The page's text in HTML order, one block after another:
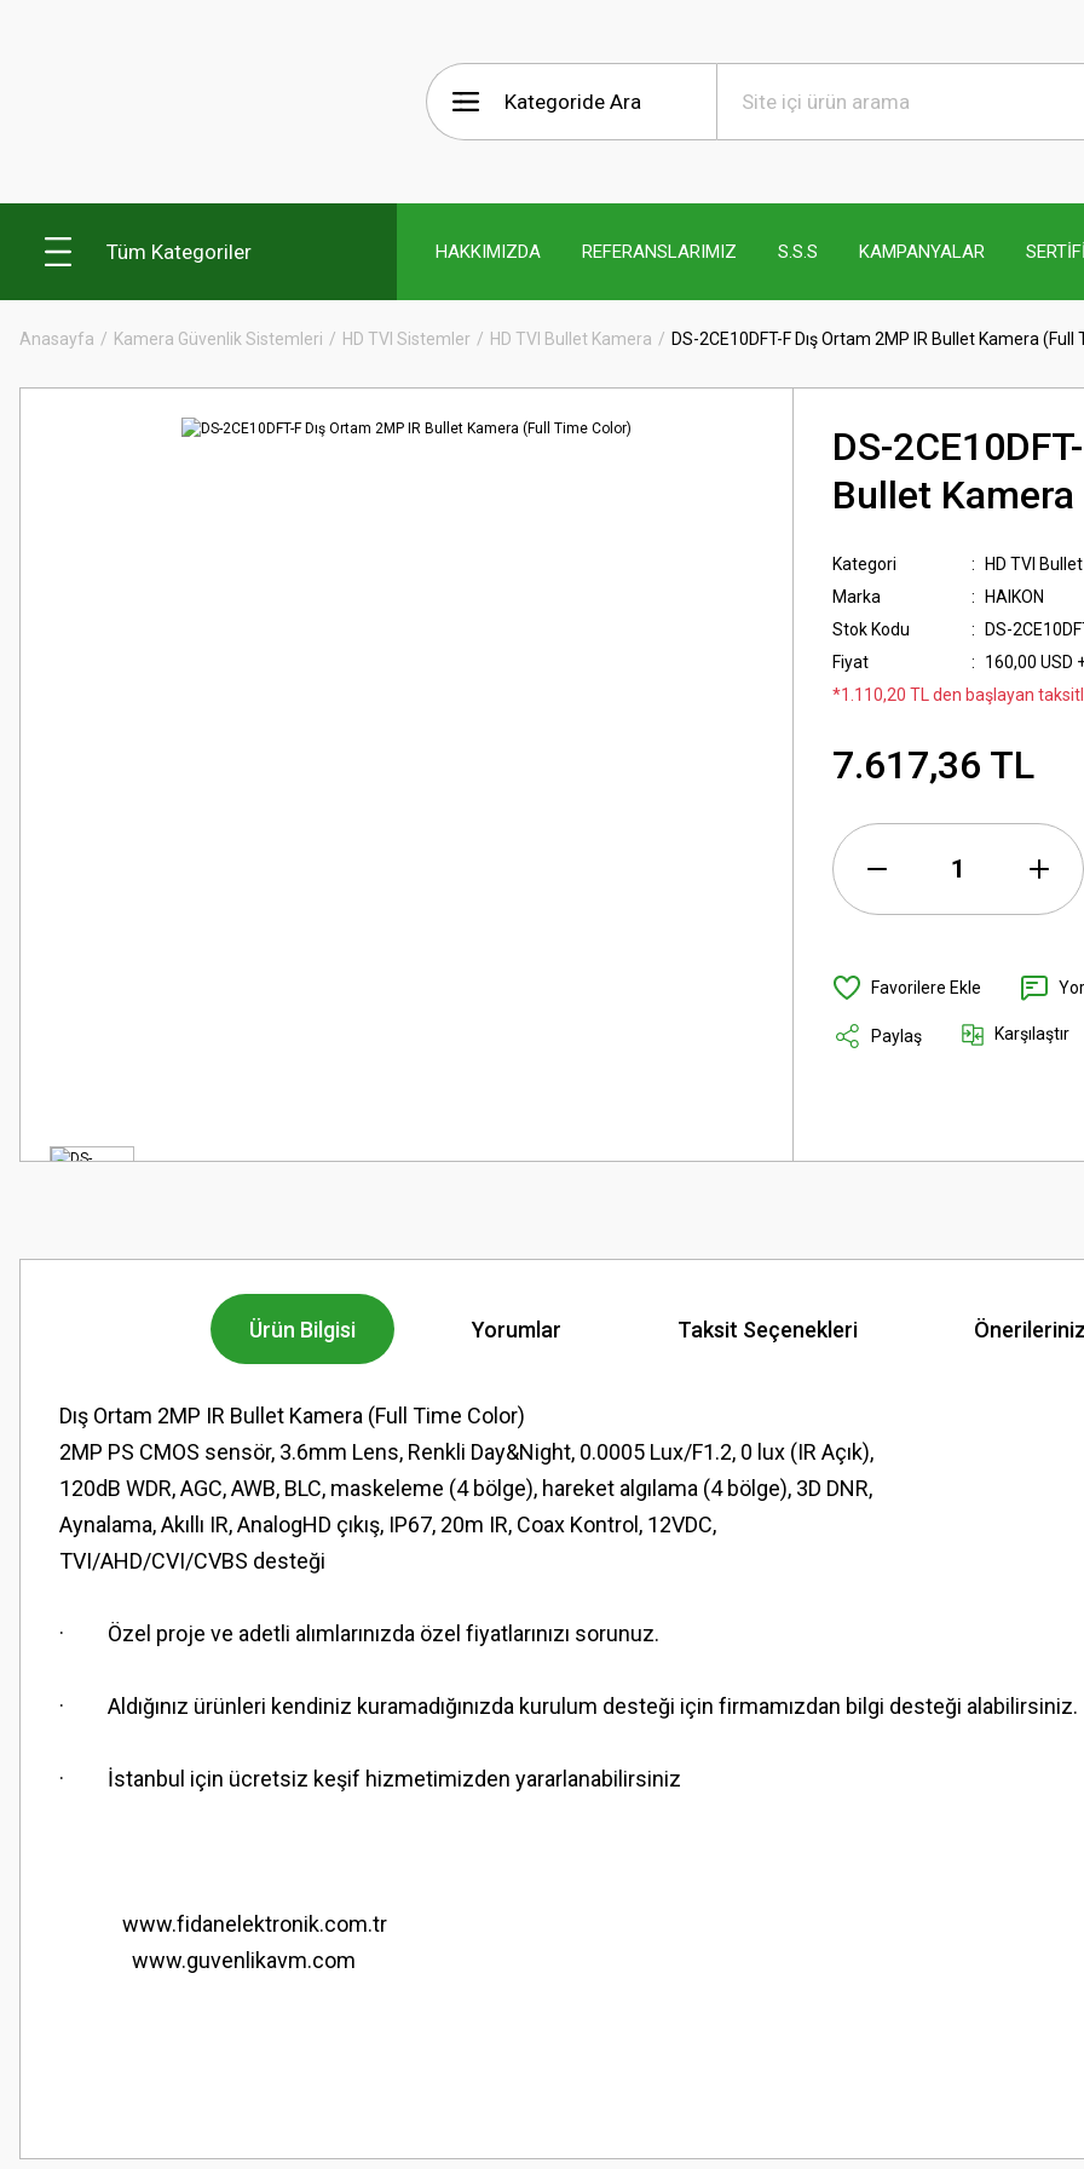
Tüm Kategoriler HAKKIMIZDA REFERANSLARIMIZ S.S.S KAMPANYALAR
Anasayfa Kamera Güvenlik Sistemleri HD TVI Sistemler HD TVI Bullet Kamera DS-2CE10DFT-F Dış Ortam 2MP IR Bullet Kamera (Full
DS-
Bullet
Kategori
HD TVI
Marka
HAIKON
Stok Kodu
DS-
Fiyat
160,00 USD
*1.110,20 TL den başlayan
7.617,36 TL
Paylaş Karşılaştır
Ürün Bilgisi Yorumlar Taksit Seçenekleri
Dış Ortam 2MP IR Bullet Kamera (Full Time Color)
2MP PS CMOS sensör, 3.6mm Lens, Renkli Day&Night, 0.0005 Lux/F1.2, 0 lux (IR Açık),
120dB WDR, AGC, AWB, BLC, maskeleme (4 bölge), hareket algılama (4 bölge), 3D DNR,
Aynalama, Akıllı IR, AnalogHD çıkış, IP67, 20m IR, Coax Kontrol, 12VDC,
TVI/AHD/CVI/CVBS desteği
· Özel proje ve adetli alımlarınızda özel fiyatlarınızı sorunuz.
· Aldığınız ürünleri kendiniz kuramadığınızda kurulum desteği için firmamızdan bilgi desteği alabilirsiniz.
· İstanbul için ücretsiz keşif hizmetimizden yararlanabilirsiniz
www.fidanelektronik.com.tr
www.guvenlikavm.com
Görüş ve önerileriniz için teşekkür ederiz.